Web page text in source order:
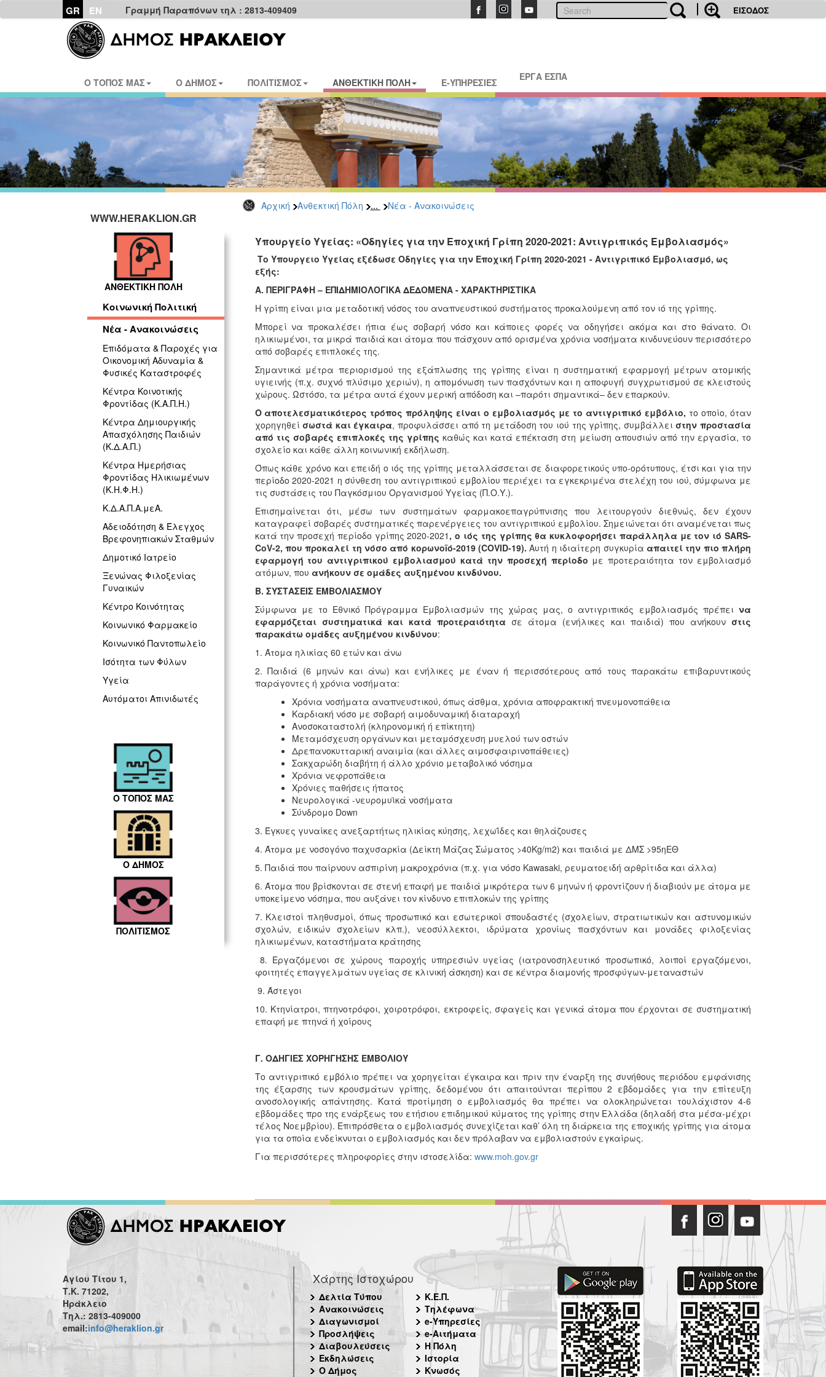
GR EN Γραμμή Παραπόνων τηλ : 2813-409409 ΕΙΣΟΔΟΣ
Ο ΤΟΠΟΣ ΜΑΣ Ο ΔΗΜΟΣ ΠΟΛΙΤΙΣΜΟΣ ΑΝΘΕΚΤΙΚΗ ΠΟΛΗ E-ΥΠΗΡΕΣΙΕΣ ΕΡΓΑ ΕΣΠΑ
Αρχική Ανθεκτική Πόλη ... Νέα - Ανακοινώσεις
WWW.HERAKLION.GR
ΑΝΘΕΚΤΙΚΗ ΠΟΛΗ
Κοινωνική Πολιτική
Νέα - Ανακοινώσεις
Επιδόματα & Παροχές για
Οικονομική Αδυναμία &
Φυσικές Καταστροφές
Κέντρα Κοινοτικής
Φροντίδας (Κ.Α.Π.Η.)
Κέντρα Δημιουργικής
Απασχόλησης Παιδιών
(Κ.Δ.Α.Π.)
Κέντρα Ημερήσιας
Φροντίδας Ηλικιωμένων
(Κ.Η.Φ.Η.)
Κ.Δ.Α.Π.Α.μεΑ.
Αδειοδότηση & Έλεγχος
Βρεφονηπιακών Σταθμών
Δημοτικό Ιατρείο
Ξενώνας Φιλοξενίας
Γυναικών
Κέντρο Κοινότητας
Κοινωνικό Φαρμακείο
Κοινωνικό Παντοπωλείο
Ισότητα των Φύλων
Υγεία
Αυτόματοι Απινιδωτές
Ο ΤΟΠΟΣ ΜΑΣ
Ο ΔΗΜΟΣ
ΠΟΛΙΤΙΣΜΟΣ
Υπουργείο Υγείας: «Οδηγίες για την Εποχική Γρίπη 2020-2021: Αντιγριπικός Εμβολιασμός»
Το Υπουργειο Υγείας εξέδωσε Οδηγίες για την Εποχική Γρίπη 2020-2021 - Αντιγριπικό Εμβολιασμό, ως
εξής:
Α. ΠΕΡΙΓΡΑΦΗ – ΕΠΙΔΗΜΙΟΛΟΓΙΚΑ ΔΕΔΟΜΕΝΑ - ΧΑΡΑΚΤΗΡΙΣΤΙΚΑ
Η γρίπη είναι μια μεταδοτική νόσος του αναπνευστικού συστήματος προκαλούμενη από τον ιό της γρίπης.
Μπορεί να προκαλέσει ήπια έως σοβαρή νόσο και κάποιες φορές να οδηγήσει ακόμα και στο θάνατο. Οι
ηλικιωμένοι, τα μικρά παιδιά και άτομα που πάσχουν από ορισμένα χρόνια νοσήματα κινδυνεύουν περισσότερο
από σοβαρές επιπλοκές της.
Σημαντικά μέτρα περιορισμού της εξάπλωσης της γρίπης είναι η συστηματική εφαρμογή μέτρων ατομικής
υγιεινής (π.χ. συχνό πλύσιμο χεριών), η απομόνωση των πασχόντων και η αποφυγή συγχρωτισμού σε κλειστούς
χώρους. Ωστόσο, τα μέτρα αυτά έχουν μερική απόδοση και –παρότι σημαντικά– δεν επαρκούν.
Ο αποτελεσματικότερος τρόπος πρόληψης είναι ο εμβολιασμός με το αντιγριπικό εμβόλιο, το οποίο, όταν
χορηγηθεί σωστά και έγκαιρα, προφυλάσσει από τη μετάδοση του ιού της γρίπης, συμβάλλει στην προστασία
από τις σοβαρές επιπλοκές της γρίπης καθώς και κατά επέκταση στη μείωση απουσιών από την εργασία, το
σχολείο και κάθε άλλη κοινωνική εκδήλωση.
Όπως κάθε χρόνο και επειδή ο ιός της γρίπης μεταλλάσσεται σε διαφορετικούς υπο-ορότυπους, έτσι και για την
περίοδο 2020-2021 η σύνθεση του αντιγριπικού εμβολίου περιέχει τα εγκεκριμένα στελέχη του ιού, σύμφωνα με
τις συστάσεις του Παγκόσμιου Οργανισμού Υγείας (Π.Ο.Υ.).
Επισημαίνεται ότι, μέσω των συστημάτων φαρμακοεπαγρύπνισης που λειτουργούν διεθνώς, δεν έχουν
καταγραφεί σοβαρές συστηματικές παρενέργειες του αντιγριπικού εμβολίου. Σημειώνεται ότι αναμένεται πως
κατά την προσεχή περίοδο γρίπης 2020-2021 , ο ιός της γρίπης θα κυκλοφορήσει παράλληλα με τον ιό SARS-
CoV-2, που προκαλεί τη νόσο από κορωνοïό-2019 (COVID-19). Αυτή η ιδιαίτερη συγκυρία απαιτεί την πιο πλήρη
εφαρμογή του αντιγριπικού εμβολιασμού κατά την προσεχή περίοδο με προτεραιότητα τον εμβολιασμό
ατόμων, που ανήκουν σε ομάδες αυξημένου κινδύνου.
Β. ΣΥΣΤΑΣΕΙΣ ΕΜΒΟΛΙΑΣΜΟΥ
Σύμφωνα με το Εθνικό Πρόγραμμα Εμβολιασμών της χώρας μας, ο αντιγριπικός εμβολιασμός πρέπει να
εφαρμόζεται συστηματικά και κατά προτεραιότητα σε άτομα (ενήλικες και παιδιά) που ανήκουν στις
παρακάτω ομάδες αυξημένου κινδύνου:
1. Άτομα ηλικίας 60 ετών και άνω
2. Παιδιά (6 μηνών και άνω) και ενήλικες με έναν ή περισσότερους από τους παρακάτω επιβαρυντικούς
παράγοντες ή χρόνια νοσήματα:
Χρόνια νοσήματα αναπνευστικού, όπως άσθμα, χρόνια αποφρακτική πνευμονοπάθεια
Καρδιακή νόσο με σοβαρή αιμοδυναμική διαταραχή
Ανοσοκαταστολή (κληρονομική ή επίκτητη)
Μεταμόσχευση οργάνων και μεταμόσχευση μυελού των οστών
Δρεπανοκυτταρική αναιμία (και άλλες αιμοσφαιρινοπάθειες)
Σακχαρώδη διαβήτη ή άλλο χρόνιο μεταβολικό νόσημα
Χρόνια νεφροπάθεια
Χρόνιες παθήσεις ήπατος
Νευρολογικά -νευρομυϊκά νοσήματα
Σύνδρομο Down
3. Έγκυες γυναίκες ανεξαρτήτως ηλικίας κύησης, λεχωΐδες και θηλάζουσες
4. Άτομα με νοσογόνο παχυσαρκία (Δείκτη Μάζας Σώματος >40Kg/m2) και παιδιά με ΔΜΣ >95ηΕΘ
5. Παιδιά που παίρνουν ασπιρίνη μακροχρόνια (π.χ. για νόσο Kawasaki, ρευματοειδή αρθρίτιδα και άλλα)
6. Άτομα που βρίσκονται σε στενή επαφή με παιδιά μικρότερα των 6 μηνών ή φροντίζουν ή διαβιούν με άτομα με
υποκείμενο νόσημα, που αυξάνει τον κίνδυνο επιπλοκών της γρίπης
7. Κλειστοί πληθυσμοί, όπως προσωπικό και εσωτερικοί σπουδαστές (σχολείων, στρατιωτικών και αστυνομικών
σχολών, ειδικών σχολείων κλπ.), νεοσύλλεκτοι, ιδρύματα χρονίως πασχόντων και μονάδες φιλοξενίας
ηλικιωμένων, καταστήματα κράτησης
8. Εργαζόμενοι σε χώρους παροχής υπηρεσιών υγείας (ιατρονοσηλευτικό προσωπικό, λοιποί εργαζόμενοι,
φοιτητές επαγγελμάτων υγείας σε κλινική άσκηση) και σε κέντρα διαμονής προσφύγων-μεταναστών
9. Άστεγοι
10. Κτηνίατροι, πτηνοτρόφοι, χοιροτρόφοι, εκτροφείς, σφαγείς και γενικά άτομα που έρχονται σε συστηματική
επαφή με πτηνά ή χοίρους
Γ. ΟΔΗΓΙΕΣ ΧΟΡΗΓΗΣΗΣ ΕΜΒΟΛΙΟΥ
Το αντιγριπικό εμβόλιο πρέπει να χορηγείται έγκαιρα και πριν την έναρξη της συνήθους περιόδου εμφάνισης
της έξαρσης των κρουσμάτων γρίπης, δεδομένου ότι απαιτούνται περίπου 2 εβδομάδες για την επίτευξη
ανοσολογικής απάντησης. Κατά προτίμηση ο εμβολιασμός θα πρέπει να ολοκληρώνεται τουλάχιστον 4-6
εβδομάδες προ της ενάρξεως του ετήσιου επιδημικού κύματος της γρίπης στην Ελλάδα (δηλαδή στα μέσα-μέχρι
τέλος Νοεμβρίου). Επιπρόσθετα ο εμβολιασμός συνεχίζεται καθ’ όλη τη διάρκεια της εποχικής γρίπης για άτομα
για τα οποία ενδείκνυται ο εμβολιασμός και δεν πρόλαβαν να εμβολιαστούν εγκαίρως.
Για περισσότερες πληροφορίες στην ιστοσελίδα: www.moh.gov.gr
Αγίου Τίτου 1,
Τ.Κ. 71202,
Ηράκλειο
Τηλ.: 2813-409000
email:info@heraklion.gr
Χάρτης Ιστοχώρου
Δελτία Τύπου
Ανακοινώσεις
Διαγωνισμοί
Προσλήψεις
Διαβουλεύσεις
Εκδηλώσεις
Ο Δήμος
Κ.Ε.Π.
Τηλέφωνα
e-Υπηρεσίες
e-Αιτήματα
Η Πόλη
Ιστορία
Κνωσός